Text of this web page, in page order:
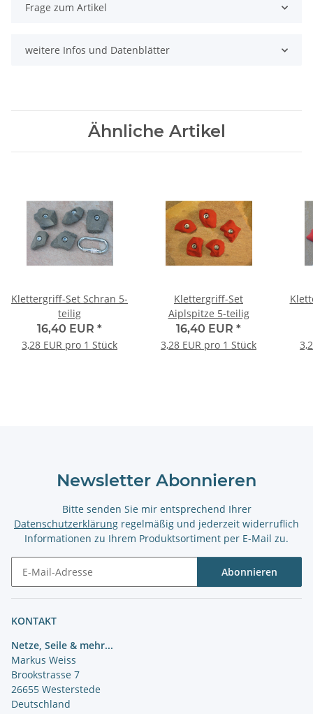
Frage zum Artikel
weitere Infos und Datenblätter
Ähnliche Artikel
Klettergriff-Set Schran 5-
teilig
16,40 EUR *
3,28 EUR pro 1 Stück
Klettergriff-Set
Aiplspitze 5-teilig
16,40 EUR *
3,28 EUR pro 1 Stück
Newsletter Abonnieren
Bitte senden Sie mir entsprechend Ihrer
Datenschutzerklärung regelmäßig und jederzeit widerruflich
Informationen zu Ihrem Produktsortiment per E-Mail zu.
Abonnieren
KONTAKT
Netze, Seile & mehr...
Markus Weiss
Brookstrasse 7
26655 Westerstede
Deutschland